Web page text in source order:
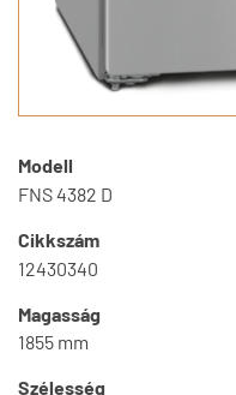
Modell
FNS 4382 D
Cikkszám
12430340
Magasság
1855 mm
Szélesség